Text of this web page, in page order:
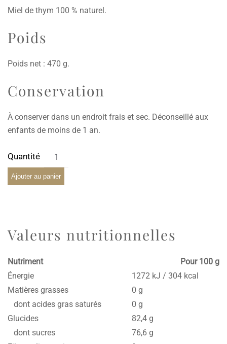
Miel de thym 100 % naturel.
Poids
Poids net : 470 g.
Conservation
À conserver dans un endroit frais et sec. Déconseillé aux
enfants de moins de 1 an.
Ajouter au panier
Valeurs nutritionnelles
Nutriment
Pour 100 g
Énergie
1272 kJ / 304 kcal
Matières grasses
0 g
dont acides gras saturés
0 g
Glucides
82,4 g
dont sucres
76,6 g